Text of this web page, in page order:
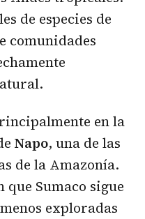
de especies de
comunidades
en la
Napo, una de las
de la Amazonía.
Sumaco sigue
exploradas